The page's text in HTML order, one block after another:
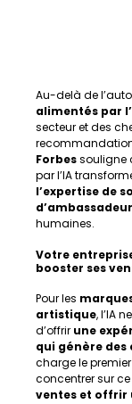
Au-delà de
alimentés par
secteur et des
Forbes souligne
par l’IA
l’expertise de
humaines.
Votre
booster ses
Pour les
artistique, l’IA
d’offrir une
qui génère des
charge le
concentrer sur
ventes et offrir